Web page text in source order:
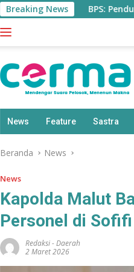
Breaking NewsBPS: Penduduk
News Feature Sastra
Beranda News
News
Kapolda Malut
Personel di Sofifi
Redaksi-Daerah
2 Maret 2026